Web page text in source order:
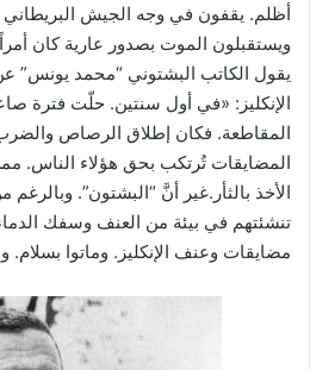
أظلم. يقفون في وجه الجيش البريطاني
ويستقبلون الموت بصدور عارية كان
يقول الكاتب البشتوني “محمد يونس”
الإنكليز: «في أول سنتين. حلّت فترة
المقاطعة. فكان إطلاق الرصاص
المضايقات تُرتكب بحق هؤلاء الناس.
الأخذ بالثأر.غير أنَّ “البشتون”.
تنشئتهم في بيئة من العنف وسفك
مضايقات وعنف الإنكليز. وماتوا بسلام.